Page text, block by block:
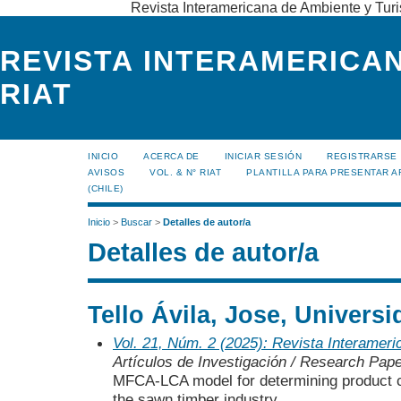
Revista Interamericana de Ambiente y
REVISTA
RIAT
INICIO ACERCA DE INICIAR SESIÓN
REGISTRARSE
AVISOS
VOL. & N° RIAT
PLANTILLA PARA PRESENTAR
(CHILE)
Inicio > Buscar > Detalles de autor/a
Detalles de autor/a
Tello Ávila, Jose,
Vol. 21, Núm. 2 (2025): Revista
Artículos de Investigación / Research
MFCA-LCA model for determining